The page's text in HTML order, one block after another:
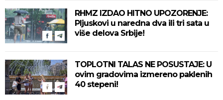
RHMZ IZDAO HITNO UPOZORENJE:
Pljuskovi u naredna dva ili tri sata u
više delova Srbije!
TOPLOTNI TALAS NE POSUSTAJE: U
ovim gradovima izmereno paklenih
40 stepeni!